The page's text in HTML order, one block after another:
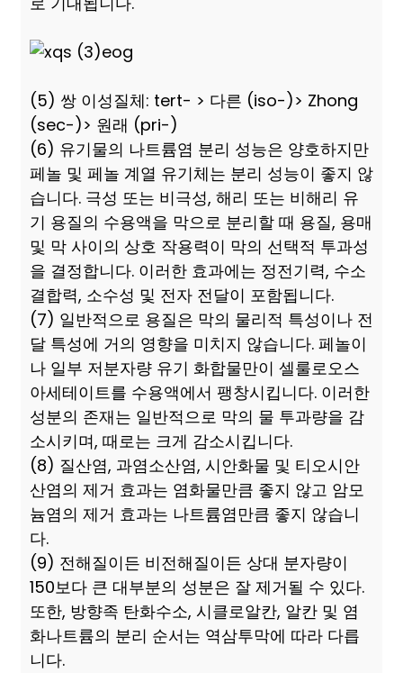
(5) 쌍 이성질체: tert- > 다른 (iso-)> Zhong
(sec-)> 원래 (pri-)
(6) 유기물의 나트륨염 분리 성능은 양호하지만
페놀 및 페놀 계열 유기체는 분리 성능이 좋지 않
습니다. 극성 또는 비극성, 해리 또는 비해리 유
기 용질의 수용액을 막으로 분리할 때 용질, 용매
및 막 사이의 상호 작용력이 막의 선택적 투과성
을 결정합니다. 이러한 효과에는 정전기력, 수소
결합력, 소수성 및 전자 전달이 포함됩니다.
(7) 일반적으로 용질은 막의 물리적 특성이나 전
달 특성에 거의 영향을 미치지 않습니다. 페놀이
나 일부 저분자량 유기 화합물만이 셀룰로오스
아세테이트를 수용액에서 팽창시킵니다. 이러한
성분의 존재는 일반적으로 막의 물 투과량을 감
소시키며, 때로는 크게 감소시킵니다.
(8) 질산염, 과염소산염, 시안화물 및 티오시안
산염의 제거 효과는 염화물만큼 좋지 않고 암모
늄염의 제거 효과는 나트륨염만큼 좋지 않습니
다.
(9) 전해질이든 비전해질이든 상대 분자량이
150보다 큰 대부분의 성분은 잘 제거될 수 있다.
또한, 방향족 탄화수소, 시클로알칸, 알칸 및 염
화나트륨의 분리 순서는 역삼투막에 따라 다릅
니다.